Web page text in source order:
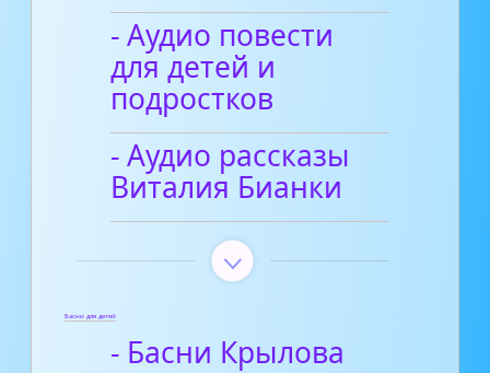
- Аудио повести
для детей и
подростков
- Аудио рассказы
Виталия Бианки
Басни для детей
- Басни Крылова